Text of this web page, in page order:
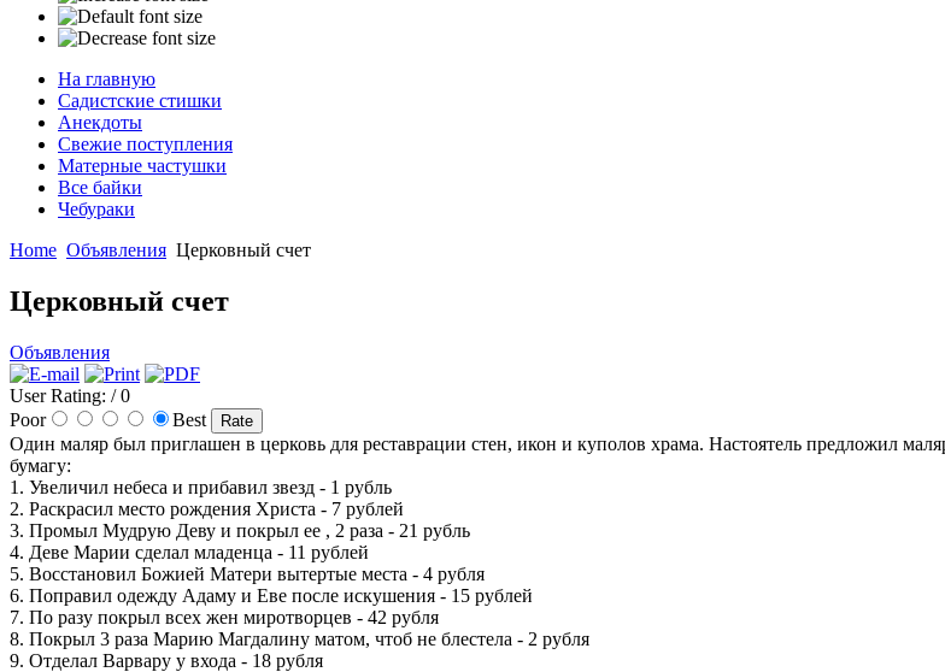
На главную
Садистские стишки
Анекдоты
Свежие поступления
Матерные частушки
Все байки
Чебураки
Home Объявления Церковный счет
Церковный счет
Объявления
User Rating: / 0
Poor
Best
Один маляр был приглашен в церковь для реставрации стен, икон и куполов храма. Настоятель предложил
бумагу:
1. Увеличил небеса и прибавил звезд - 1 рубль
2. Раскрасил место рождения Христа - 7 рублей
3. Промыл Мудрую Деву и покрыл ее , 2 раза - 21 рубль
4. Деве Марии сделал младенца - 11 рублей
5. Восстановил Божией Матери вытертые места - 4 рубля
6. Поправил одежду Адаму и Еве после искушения - 15 рублей
7. По разу покрыл всех жен миротворцев - 42 рубля
8. Покрыл 3 раза Марию Магдалину матом, чтоб не блестела - 2 рубля
9. Отделал Варвару у входа - 18 рубля